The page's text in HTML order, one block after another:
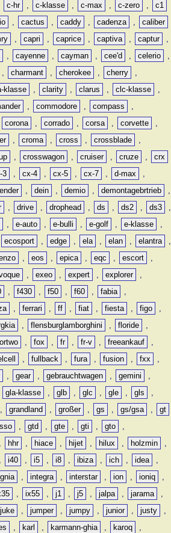
c-hr , c-klasse , c-max , c-zero ,
c1
, cactus , caddy , cadenza ,
caliber
, capri , caprice , captiva , captur
,
, cayenne , cayman , cee'd , celerio
,
, charmant , cherokee , cherry
,
klasse , clarity , clarus , clc-klasse
,
, commodore , compass
,
corona , corrado , corsa , corvette
,
, croma , cross , crossblade
,
, crosswagon , cruiser , cruze ,
crx
3 , cx-4 , cx-5 , cx-7 , d-max
,
, dein , demio , demontagebrtrieb
,
, drive , drophead , ds , ds2 , ds3
,
, e-auto , e-bulli , e-golf , e-klasse
,
ecosport , edge , ela , elan , elantra
,
, eos , epica , eqc , escort
,
, exeo , expert , explorer
,
, f430 , f50 , f60 , fabia
,
, ferrari , ff , fiat , fiesta , figo
,
, flensburglamborghini , floride
,
, fox , fr , fr-v , freeankauf
,
, fullback , fura , fusion , fxx
,
, gear , gebrauchtwagen , gemini
,
gla-klasse , glb , glc , gle , gls
,
, grandland , großer , gs , gs/gsa ,
gt
, gtd , gte , gti , gto
,
, hhr , hiace , hijet , hilux , holzmin
,
, i40 , i5 , i8 , ibiza , ich , idea
,
, integra , interstar , ion , ioniq
,
, ix55 , j1 , j5 , jalpa , jarama
,
juke , jumper , jumpy , junior , justy
,
, karl , karmann-ghia , karoq
,